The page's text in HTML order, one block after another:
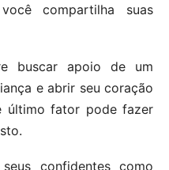
compartilha suas
buscar apoio de um
e abrir seu coração
último fator pode fazer
confidentes como